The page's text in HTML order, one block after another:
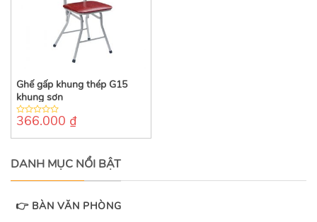
Ghế gấp khung thép G15
khung sơn
0
of
366.000 ₫
DANH MỤC NỔI BẬT
👉 BÀN VĂN PHÒNG